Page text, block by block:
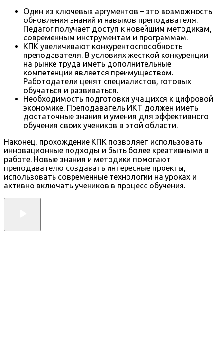
Один из ключевых аргументов – это возможность
обновления знаний и навыков преподавателя.
Педагог получает доступ к новейшим методикам,
современным инструментам и программам.
КПК увеличивают конкурентоспособность
преподавателя. В условиях жесткой конкуренции
на рынке труда иметь дополнительные
компетенции является преимуществом.
Работодатели ценят специалистов, готовых
обучаться и развиваться.
Необходимость подготовки учащихся к цифровой
экономике. Преподаватель ИКТ должен иметь
достаточные знания и умения для эффективного
обучения своих учеников в этой области.
Наконец, прохождение КПК позволяет использовать
инновационные подходы и быть более креативными в
работе. Новые знания и методики помогают
преподавателю создавать интересные проекты,
использовать современные технологии на уроках и
активно включать учеников в процесс обучения.